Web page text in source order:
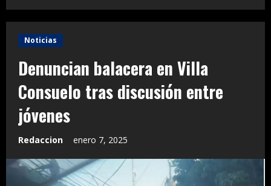
Noticias
Denuncian balacera en Villa
Consuelo tras discusión entre
jóvenes
Redaccion enero 7, 2025